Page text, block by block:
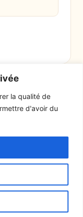
la qualité de
d'avoir du
Mentions légales